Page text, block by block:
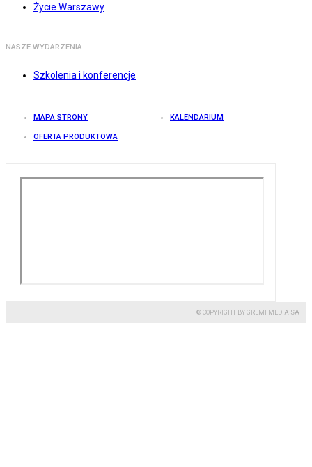
Życie Warszawy
NASZE WYDARZENIA
Szkolenia i konferencje
MAPA STRONY KALENDARIUM
OFERTA PRODUKTOWA
© COPYRIGHT BY GREMI MEDIA SA